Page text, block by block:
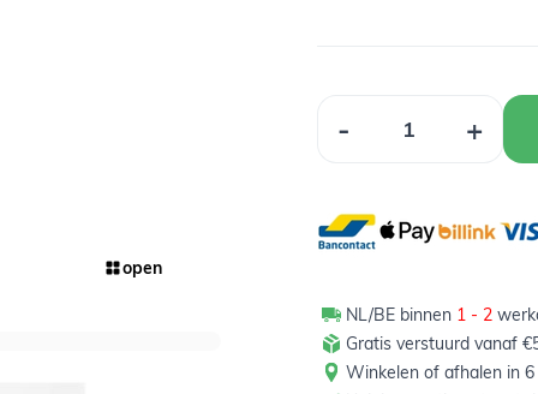
open
- +
NL/BE binnen 1 - 2
Gratis verstuurd vanaf
Winkelen of afhalen in